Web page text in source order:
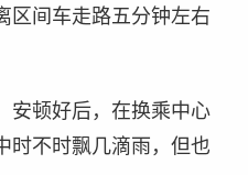
区间车走路五分钟左右
安顿好后，在换乘中心
时不时飘几滴雨，但也